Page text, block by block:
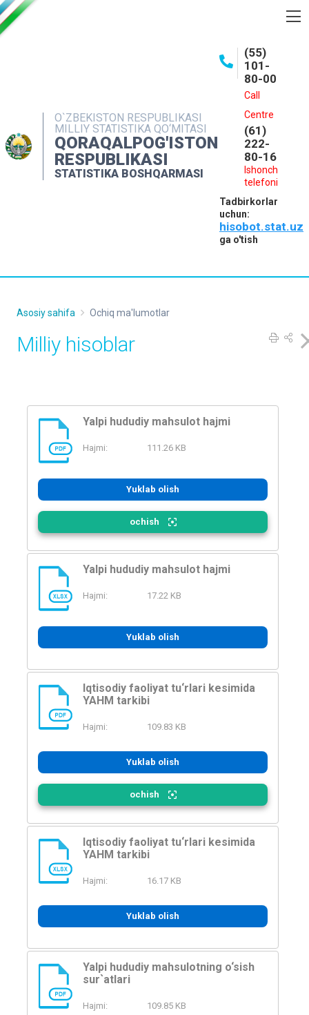
O`ZBEKISTON RESPUBLIKASI
MILLIY STATISTIKA QO‘MITASI
QORAQALPOG'ISTON
RESPUBLIKASI
STATISTIKA BOSHQARMASI
(55)
101-
80-00
Call
Centre
(61)
222-
80-16
Ishonch
telefoni
Tadbirkorlar
uchun:
hisobot.stat.uz
ga o'tish
INTERAKTIV XIZMATLAR
MATBUOT XIZMATI
MUROJAATLAR
Asosiy sahifa Ochiq ma'lumotlar
Milliy hisoblar
PDF
Yalpi hududiy mahsulot hajmi
Hajmi: 111.26 KB
Yuklab olish
ochish
XLSX
Yalpi hududiy mahsulot hajmi
Hajmi: 17.22 KB
Yuklab olish
PDF
Iqtisodiy faoliyat tu‘rlari kesimida
YAHM tarkibi
Hajmi: 109.83 KB
Yuklab olish
ochish
XLSX
Iqtisodiy faoliyat tu‘rlari kesimida
YAHM tarkibi
Hajmi: 16.17 KB
Yuklab olish
PDF
Yalpi hududiy mahsulotning o‘sish
sur`atlari
Hajmi: 109.85 KB